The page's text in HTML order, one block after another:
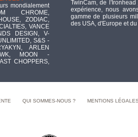
mondialement
CHROME,
ZODIAC,
VANCE
DESIGN, V-
S&S -
ARLEN
MOON -
CHOPPERS,
TwinCam, de
expérience, nous
gamme de plusieurs
des USA, d'Europe et
QUI SOMMES-NOUS ? MENTIONS